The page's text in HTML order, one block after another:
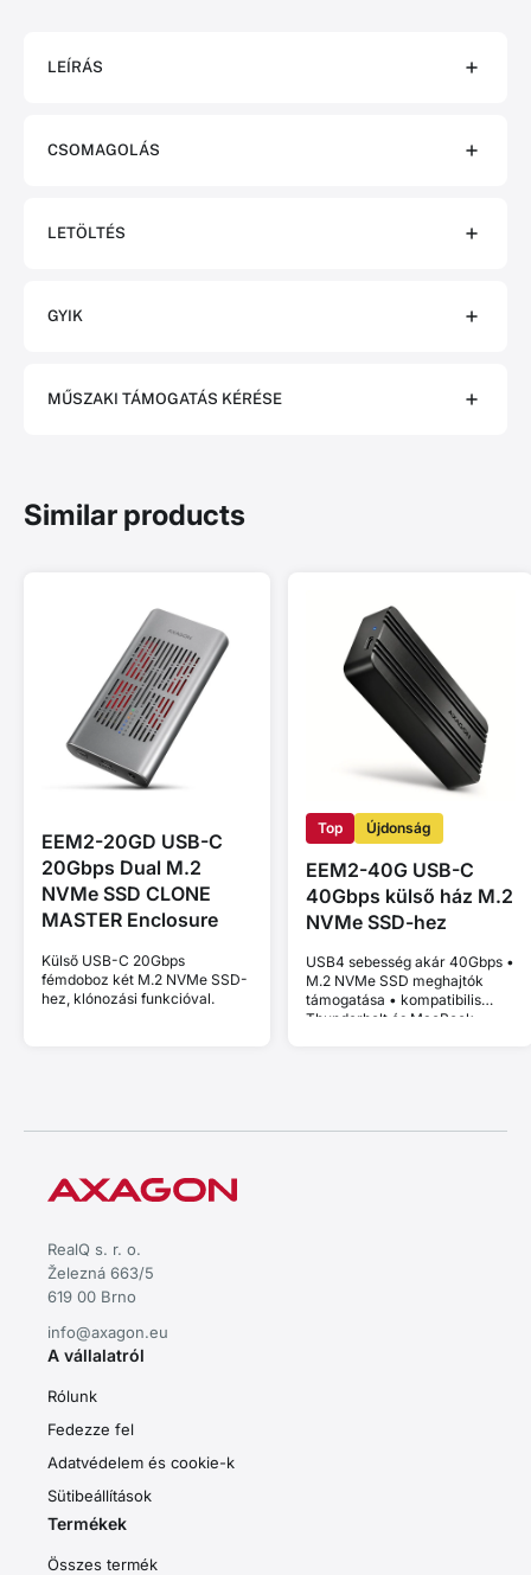
LEÍRÁS
CSOMAGOLÁS
LETÖLTÉS
GYIK
MŰSZAKI TÁMOGATÁS KÉRÉSE
Similar products
EEM2-20GD USB-C
20Gbps Dual M.2
NVMe SSD CLONE
MASTER Enclosure
Külső USB-C 20Gbps
fémdoboz két M.2 NVMe SSD-
Top Újdonság
EEM2-40G USB-C
40Gbps külső ház M.2
NVMe SSD-hez
USB4 sebesség akár 40Gbps •
M.2 NVMe SSD meghajtók
támogatása • kompatibilis
Thunderbolt és MacBook
RealQ s. r. o.
Železná 663/5
619 00 Brno
info@axagon.eu
A vállalatról
Rólunk
Fedezze fel
Adatvédelem és cookie-k
Sütibeállítások
Termékek
Összes termék